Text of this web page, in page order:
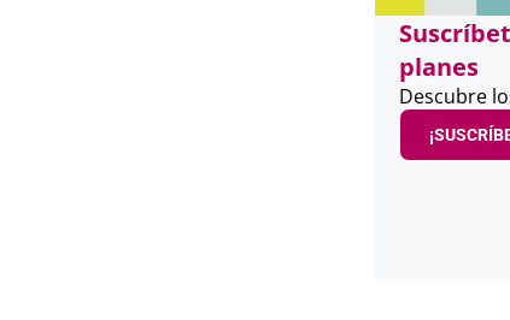
planes
Descubre